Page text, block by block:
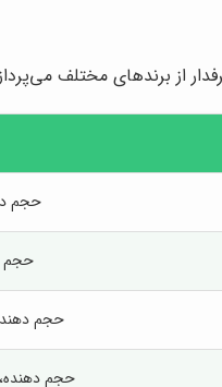
از برندهای مختلف
حجم
حجم
حجم
حجم